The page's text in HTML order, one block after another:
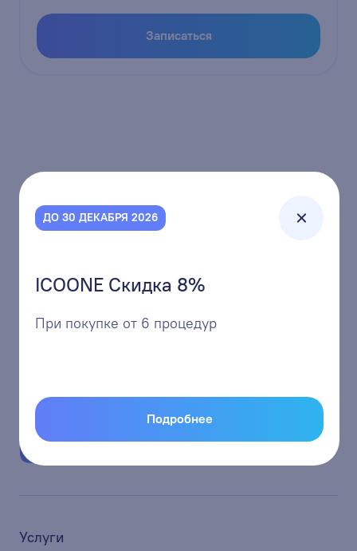
ДО 30 ДЕКАБРЯ 2026
ICOONE Скидка 8%
При покупке от 6 процедур
Подробнее
Записаться
г.Кемерово, ул.Кузбасская 37
Услуги